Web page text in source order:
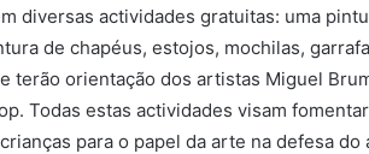
diversas actividades gratuitas: uma
de chapéus, estojos, mochilas,
terão orientação dos artistas Miguel
Todas estas actividades visam
para o papel da arte na defesa do